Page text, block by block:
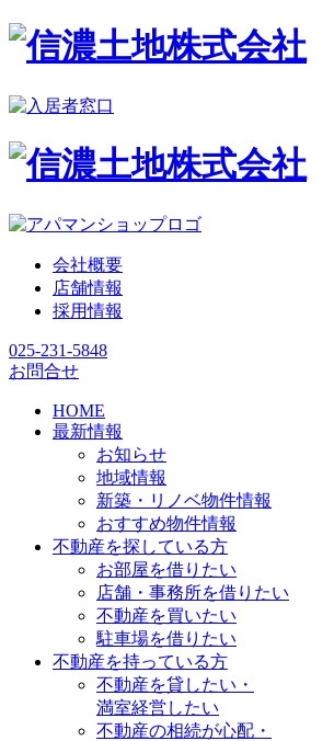
会社概要
店舗情報
採用情報
025-231-5848
お問合せ
HOME
最新情報
お知らせ
地域情報
新築・リノベ物件情報
おすすめ物件情報
不動産を探している方
お部屋を借りたい
店舗・事務所を借りたい
不動産を買いたい
駐車場を借りたい
不動産を持っている方
不動産を貸したい・
満室経営したい
不動産の相続が心配・